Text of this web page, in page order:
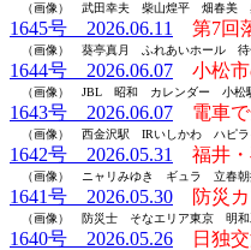
（画像） 武田幸夫 柴山煌平 畑春美
1645号 2026.06.11 第7回
（画像） 葵亭真月 ふれあいホール
1644号 2026.06.07 小松
（画像） JBL 昭和 カレンダー 小松
1643号 2026.06.07 電車
（画像） 西金沢駅 IRいしかわ ハピ
1642号 2026.05.31 福井
（画像） ニャリみゆき ギュラ 立春朝
1641号 2026.05.30 防災
（画像） 防災士 そなエリア東京 明和
1640号 2026.05.26 日独